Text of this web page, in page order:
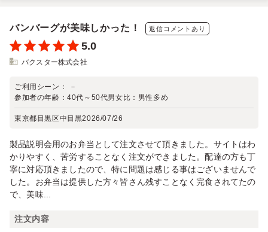
バンバーグが美味しかった！ 返信コメントあり
5.0
バクスター株式会社
ご利用シーン：
－
参加者の年齢：40代～50代男女比： 男性多め
東京都目黒区中目黒2026/07/26
製品説明会用のお弁当として注文させて頂きました。サイトはわ
かりやすく、苦労することなく注文ができました。配達の方も丁
寧に対応頂きましたので、特に問題は感じる事はございませんで
した。お弁当は提供した方々皆さん残すことなく完食されてたの
で、美味...
注文内容